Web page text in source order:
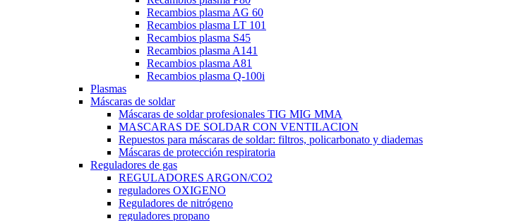
Recambios plasma AG 60
Recambios plasma LT 101
Recambios plasma S45
Recambios plasma A141
Recambios plasma A81
Recambios plasma Q-100i
Plasmas
Máscaras de soldar
Máscaras de soldar profesionales TIG MIG MMA
MASCARAS DE SOLDAR CON VENTILACION
Repuestos para máscaras de soldar: filtros, policarbonato y diademas
Máscaras de protección respiratoria
Reguladores de gas
REGULADORES ARGON/CO2
reguladores OXIGENO
Reguladores de nitrógeno
reguladores propano